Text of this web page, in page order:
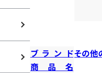
ブランドその他
商品名